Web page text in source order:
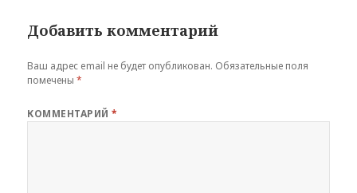
Добавить комментарий
Ваш адрес email не будет опубликован. Обязательные поля
помечены*
КОММЕНТАРИЙ*